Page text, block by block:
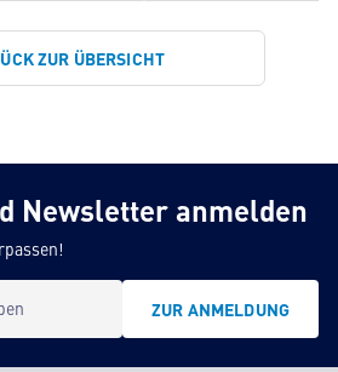
ZUR ÜBERSICHT
Newsletter anmelden
ZUR ANMELDUNG